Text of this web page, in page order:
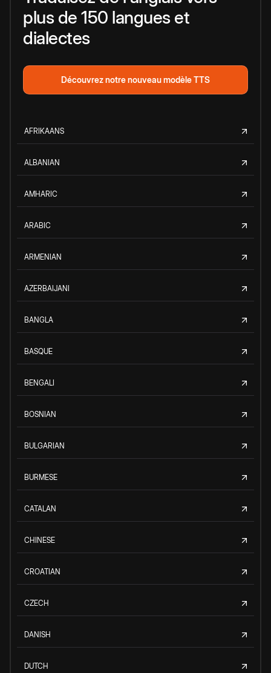
plus de 150 langues et
dialectes
Découvrez notre nouveau modèle TTS
AFRIKAANS
ALBANIAN
AMHARIC
ARABIC
ARMENIAN
AZERBAIJANI
BANGLA
BASQUE
BENGALI
BOSNIAN
BULGARIAN
BURMESE
CATALAN
CHINESE
CROATIAN
CZECH
DANISH
DUTCH